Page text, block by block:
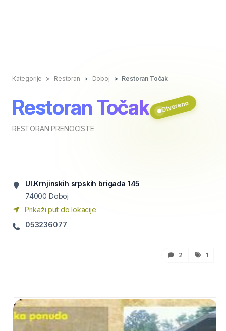
Kategorije Restoran Doboj Restoran Točak
Restoran Točak
RESTORAN PRENOCISTE
Otvoreno
Ul.Krnjinskih srpskih brigada 145
74000 Doboj
Prikaži put do lokacije
053236077
2 1